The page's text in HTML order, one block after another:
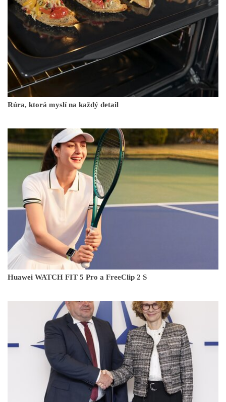
Rúra, ktorá myslí na každý detail
Huawei WATCH FIT 5 Pro a FreeClip 2 S